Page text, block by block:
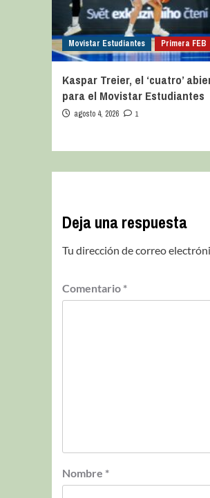
Movistar Estudiantes Primera FEB
Kaspar Treier, el ‘cuatro’
para el Movistar Estudiantes
agosto 4, 2026 1
Deja una respuesta
Tu dirección de correo
Comentario *
Nombre *